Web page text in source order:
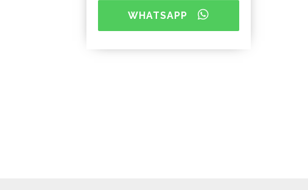
WHATSAPP